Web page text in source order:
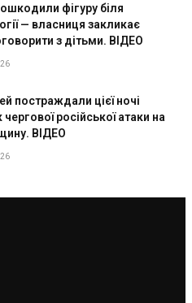
фігуру біля
— власниця закликає
з дітьми. ВІДЕО
постраждали цієї ночі
російської атаки на
ВІДЕО